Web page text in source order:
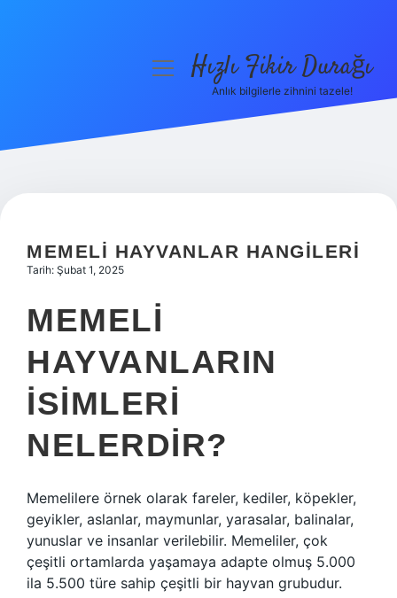
Hakkımızda
menüyüHızlı Fikir Durağı
Anlık bilgilerle zihnini tazele!
MEMELI HAYVANLAR HANGILERI
Tarih: Şubat 1, 2025
MEMELI
HAYVANLARIN
ISIMLERI
NELERDIR?
Memelilere örnek olarak fareler, kediler, köpekler,
geyikler, aslanlar, maymunlar, yarasalar, balinalar,
yunuslar ve insanlar verilebilir. Memeliler, çok
çeşitli ortamlarda yaşamaya adapte olmuş 5.000
ila 5.500 türe sahip çeşitli bir hayvan grubudur.